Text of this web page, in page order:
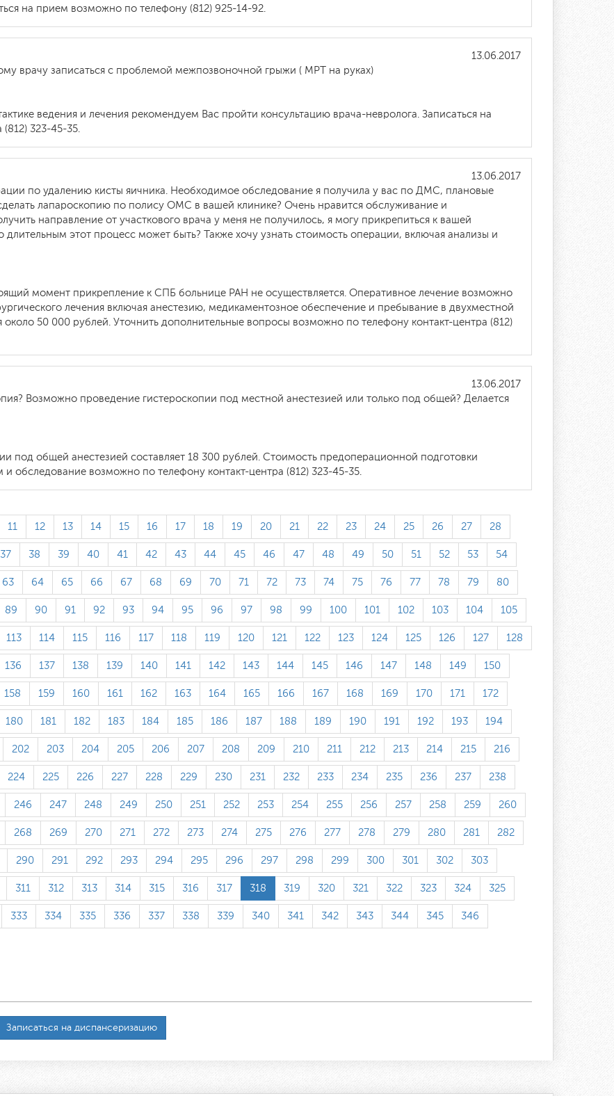
на прием возможно по телефону (812) 925-14-92.
13.06.2017
врачу записаться с проблемой межпозвоночной грыжи ( МРТ на руках)
ведения и лечения рекомендуем Вас пройти консультацию врача-невролога. Записаться на
323-45-35.
13.06.2017
по удалению кисты яичника. Необходимое обследование я получила у вас по ДМС, плановые
лапароскопию по полису ОМС в вашей клинике? Очень нравится обслуживание и
направление от участкового врача у меня не получилось, я могу прикрепиться к вашей
длительным этот процесс может быть? Также хочу узнать стоимость операции, включая анализы и
момент прикрепление к СПБ больнице РАН не осуществляется. Оперативное лечение возможно
лечения включая анестезию, медикаментозное обеспечение и пребывание в двухместной
около 50 000 рублей. Уточнить дополнительные вопросы возможно по телефону контакт-центра (812)
13.06.2017
Возможно проведение гистероскопии под местной анестезией или только под общей? Делается
под общей анестезией составляет 18 300 рублей. Стоимость предоперационной подготовки
и обследование возможно по телефону контакт-центра (812) 323-45-35.
11 12 13 14 15 16 17 18 19 20 21 22 23 24 25 26 27 28
37 38 39 40 41 42 43 44 45 46 47 48 49 50 51 52 53 54
63 64 65 66 67 68 69 70 71 72 73 74 75 76 77 78 79 80
89 90 91 92 93 94 95 96 97 98 99 100 101 102 103 104 105
113 114 115 116 117 118 119 120 121 122 123 124 125 126 127 128
136 137 138 139 140 141 142 143 144 145 146 147 148 149 150
158 159 160 161 162 163 164 165 166 167 168 169 170 171 172
180 181 182 183 184 185 186 187 188 189 190 191 192 193 194
202 203 204 205 206 207 208 209 210 211 212 213 214 215 216
224 225 226 227 228 229 230 231 232 233 234 235 236 237 238
246 247 248 249 250 251 252 253 254 255 256 257 258 259 260
268 269 270 271 272 273 274 275 276 277 278 279 280 281 282
290 291 292 293 294 295 296 297 298 299 300 301 302 303
311 312 313 314 315 316 317 318 319 320 321 322 323 324 325
333 334 335 336 337 338 339 340 341 342 343 344 345 346
Записаться на диспансеризацию